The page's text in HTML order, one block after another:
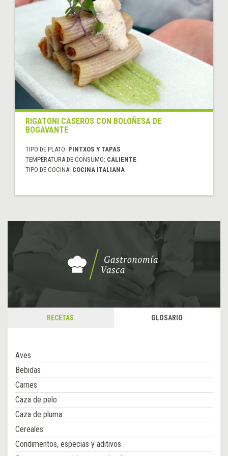
RIGATONI CASEROS CON BOLOÑESA DE
BOGAVANTE
TIPO DE PLATO: PINTXOS Y TAPAS
TEMPERATURA DE CONSUMO: CALIENTE
TIPO DE COCINA: COCINA ITALIANA
RECETAS GLOSARIO
Aves
Bebidas
Carnes
Caza de pelo
Caza de pluma
Cereales
Condimentos, especias y aditivos